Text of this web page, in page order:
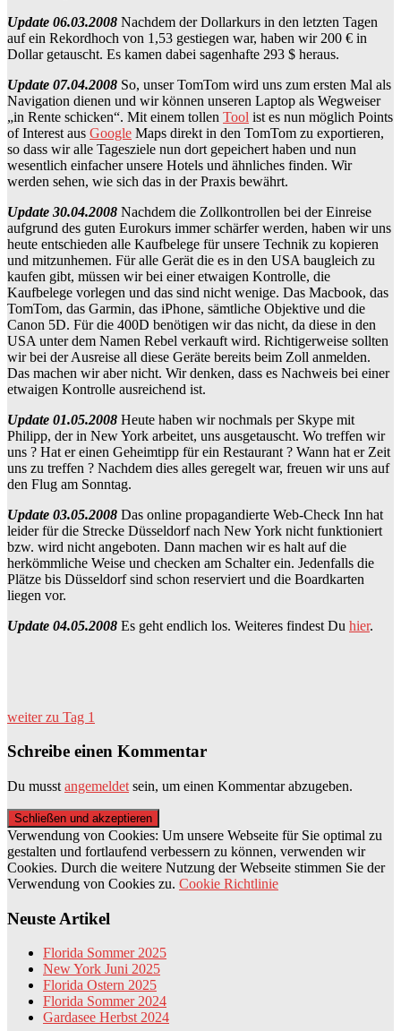
Update 06.03.2008 Nachdem der Dollarkurs in den letzten Tagen
auf ein Rekordhoch von 1,53 gestiegen war, haben wir 200 € in
Dollar getauscht. Es kamen dabei sagenhafte 293 $ heraus.
Update 07.04.2008 So, unser TomTom wird uns zum ersten Mal als
Navigation dienen und wir können unseren Laptop als Wegweiser
„in Rente schicken“. Mit einem tollen Tool ist es nun möglich Points
of Interest aus Google Maps direkt in den TomTom zu exportieren,
so dass wir alle Tagesziele nun dort gepeichert haben und nun
wesentlich einfacher unsere Hotels und ähnliches finden. Wir
werden sehen, wie sich das in der Praxis bewährt.
Update 30.04.2008 Nachdem die Zollkontrollen bei der Einreise
aufgrund des guten Eurokurs immer schärfer werden, haben wir uns
heute entschieden alle Kaufbelege für unsere Technik zu kopieren
und mitzunhemen. Für alle Gerät die es in den USA baugleich zu
kaufen gibt, müssen wir bei einer etwaigen Kontrolle, die
Kaufbelege vorlegen und das sind nicht wenige. Das Macbook, das
TomTom, das Garmin, das iPhone, sämtliche Objektive und die
Canon 5D. Für die 400D benötigen wir das nicht, da diese in den
USA unter dem Namen Rebel verkauft wird. Richtigerweise sollten
wir bei der Ausreise all diese Geräte bereits beim Zoll anmelden.
Das machen wir aber nicht. Wir denken, dass es Nachweis bei einer
etwaigen Kontrolle ausreichend ist.
Update 01.05.2008 Heute haben wir nochmals per Skype mit
Philipp, der in New York arbeitet, uns ausgetauscht. Wo treffen wir
uns ? Hat er einen Geheimtipp für ein Restaurant ? Wann hat er Zeit
uns zu treffen ? Nachdem dies alles geregelt war, freuen wir uns auf
den Flug am Sonntag.
Update 03.05.2008 Das online propagandierte Web-Check Inn hat
leider für die Strecke Düsseldorf nach New York nicht funktioniert
bzw. wird nicht angeboten. Dann machen wir es halt auf die
herkömmliche Weise und checken am Schalter ein. Jedenfalls die
Plätze bis Düsseldorf sind schon reserviert und die Boardkarten
liegen vor.
Update 04.05.2008 Es geht endlich los. Weiteres findest Du hier.
weiter zu Tag 1
Schreibe einen Kommentar
Du musst angemeldet sein, um einen Kommentar abzugeben.
Verwendung von Cookies: Um unsere Webseite für Sie optimal zu
gestalten und fortlaufend verbessern zu können, verwenden wir
Cookies. Durch die weitere Nutzung der Webseite stimmen Sie der
Verwendung von Cookies zu. Cookie Richtlinie
Neuste Artikel
Florida Sommer 2025
New York Juni 2025
Florida Ostern 2025
Florida Sommer 2024
Gardasee Herbst 2024